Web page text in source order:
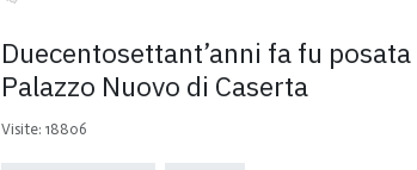
Duecentosettant’anni fa fu
Palazzo Nuovo di Caserta
Visite: 18806